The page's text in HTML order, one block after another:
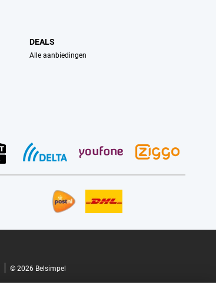
DEALS
Alle aanbiedingen
© 2026 Belsimpel